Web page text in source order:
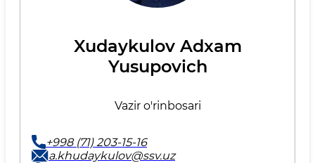
Xudaykulov Adxam
Yusupovich
Vazir o'rinbosari
+998 (71) 203-15-16
a.khudaykulov@ssv.uz